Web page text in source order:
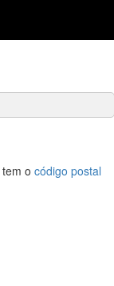
tem o código postal